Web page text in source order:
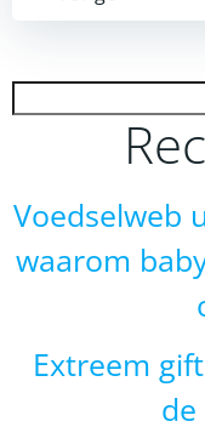
Voedselweb
waarom
Extreem